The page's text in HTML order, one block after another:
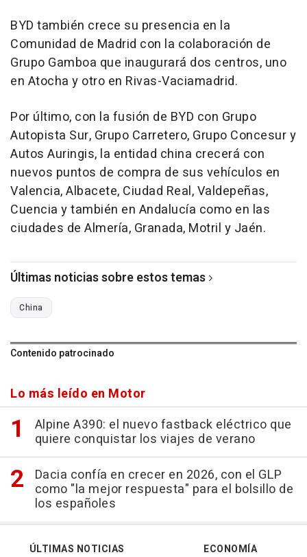
BYD también crece su presencia en la
Comunidad de Madrid con la colaboración de
Grupo Gamboa que inaugurará dos centros, uno
en Atocha y otro en Rivas-Vaciamadrid.
Por último, con la fusión de BYD con Grupo
Autopista Sur, Grupo Carretero, Grupo Concesur y
Autos Auringis, la entidad china crecerá con
nuevos puntos de compra de sus vehículos en
Valencia, Albacete, Ciudad Real, Valdepeñas,
Cuencia y también en Andalucía como en las
ciudades de Almería, Granada, Motril y Jaén.
Últimas noticias sobre estos temas
China
Contenido patrocinado
Lo más leído en Motor
Alpine A390: el nuevo fastback eléctrico que
quiere conquistar los viajes de verano
Dacia confía en crecer en 2026, con el GLP
como "la mejor respuesta" para el bolsillo de
los españoles
ÚLTIMAS NOTICIAS
ECONOMÍA